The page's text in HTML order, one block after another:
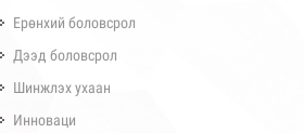
Ерөнхий боловсрол
Дээд боловсрол
Шинжлэх ухаан
Инноваци